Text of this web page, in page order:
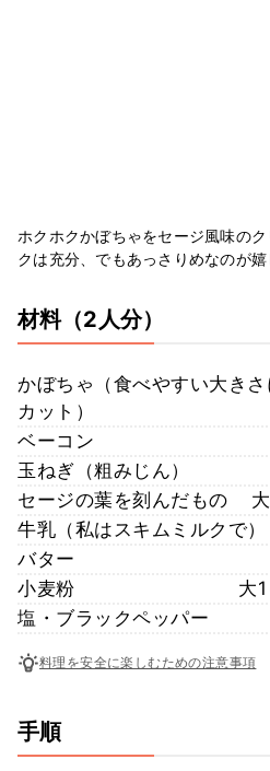
ホクホクかぼちゃをセージ風味の
クは充分、でもあっさりめなのが嬉
材料（2人分）
かぼちゃ（食べやすい大きさ
カット）
ベーコン
玉ねぎ（粗みじん）
セージの葉を刻んだもの
牛乳（私はスキムミルクで）
バター
小麦粉
大
塩・ブラックペッパー
料理を安全に楽しむための注意事項
手順